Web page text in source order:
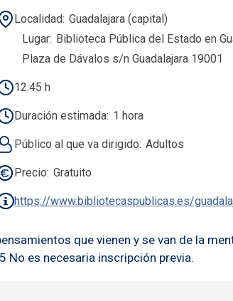
Localidad Guadalajara (capital)
Lugar Biblioteca Pública del Estado en
Plaza de Dávalos s/n Guadalajara 19001
12:45 h
Duración estimada 1 hora
Público al que va dirigido Adultos
Precio Gratuito
https://www.bibliotecaspublicas.es/
que vienen y se van de la
No es necesaria inscripción previa.